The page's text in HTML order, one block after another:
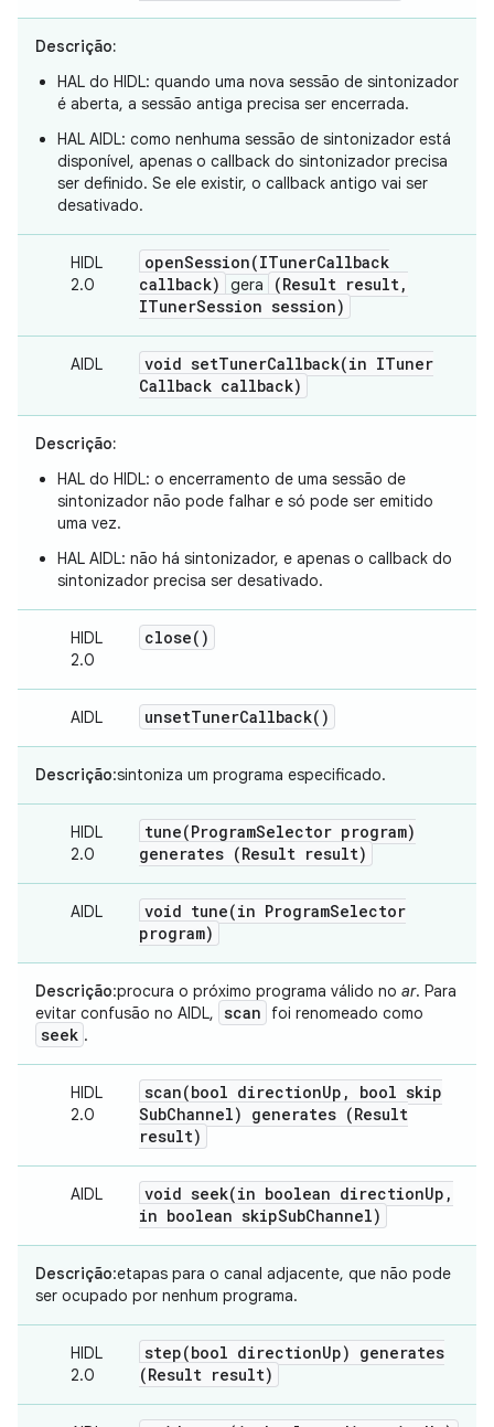
Descrição:
HAL do HIDL: quando uma nova sessão de sintonizador
é aberta, a sessão antiga precisa ser encerrada.
HAL AIDL: como nenhuma sessão de sintonizador está
disponível, apenas o callback do sintonizador precisa
ser definido. Se ele existir, o callback antigo vai ser
desativado.
HIDL
2.0
openSession(ITunerCallback
callback)
gera (Result result,
ITunerSession session)
AIDL void setTunerCallback(in ITuner
Callback callback)
Descrição:
HAL do HIDL: o encerramento de uma sessão de
sintonizador não pode falhar e só pode ser emitido
uma vez.
HAL AIDL: não há sintonizador, e apenas o callback do
sintonizador precisa ser desativado.
HIDL
2.0
close( )
AIDL unsetTunerCallback( )
Descrição:sintoniza um programa especificado.
HIDL
2.0
tune(ProgramSelector program)
generates (Result result)
AIDL void tune(in ProgramSelector
program)
Descrição:procura o próximo programa válido no ar. Para
evitar confusão no AIDL, scan foi renomeado como
seek .
HIDL
2.0
scan(bool directionUp ,
bool skip
SubChannel) generates (Result
result)
AIDL void seek(in boolean directionUp ,
in boolean skipSubChannel)
Descrição:etapas para o canal adjacente, que não pode
ser ocupado por nenhum programa.
HIDL
2.0
step(bool directionUp) generates
(Result result)